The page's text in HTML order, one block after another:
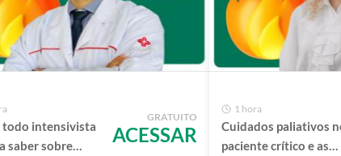
todo intensivista
saber sobre
GRATUITO
ACESSAR
1 hora
Cuidados paliativos
paciente crítico e as